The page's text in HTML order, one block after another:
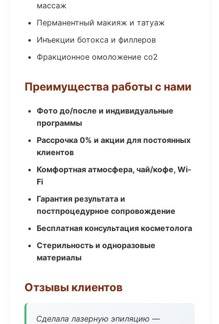
массаж
Перманентный макияж и татуаж
Инъекции ботокса и филлеров
Фракционное омоложение co2
Преимущества работы с нами
Фото до/после и индивидуальные
программы
Рассрочка 0% и акции для постоянных
клиентов
Комфортная атмосфера, чай/кофе, Wi-
Fi
Гарантия результата и
постпроцедурное сопровождение
Бесплатная консультация косметолога
Стерильность и одноразовые
материалы
Отзывы клиентов
Сделала лазерную эпиляцию —